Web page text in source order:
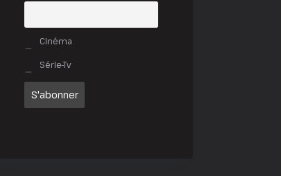
Cinéma
Série-Tv